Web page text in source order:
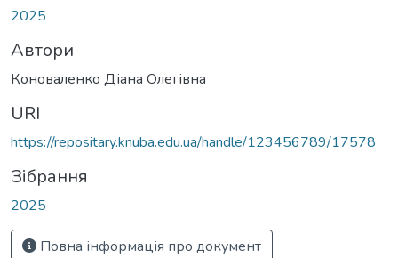
2025
Автори
Коноваленко Діана Олегівна
URI
https://repositary.knuba.edu.ua/handle/123456789/17578
Зібрання
2025
Повна інформація про документ